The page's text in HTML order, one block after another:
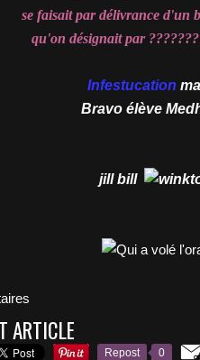
se faisait par délivrance d'un
qu'on désignait par
Infestucation
Bravo élève
jill bill
ARTICLE
Repost 0